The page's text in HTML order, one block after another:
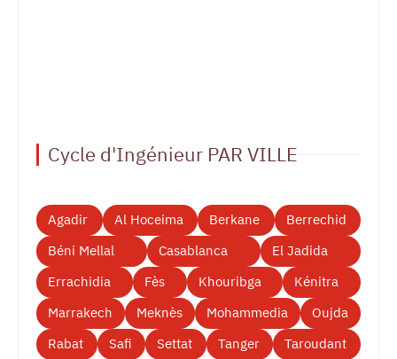
Cycle d'Ingénieur PAR VILLE
Agadir Al Hoceima Berkane
Berrechid
Béni Mellal
Casablanca
El Jadida
Errachidia
Fès Khouribga
Kénitra
Marrakech
Meknès Mohammedia
Oujda
Rabat
Safi Settat Tanger Taroudant